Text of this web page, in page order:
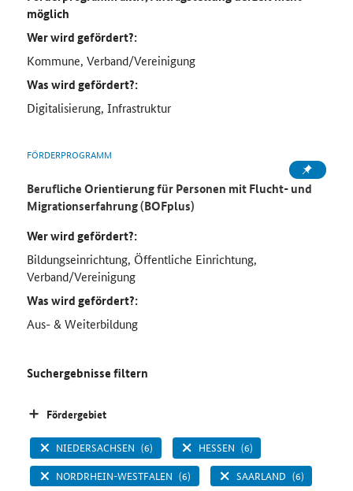
möglich
Wer wird gefördert?:
Kommune, Verband/Vereinigung
Was wird gefördert?:
Digitalisierung, Infrastruktur
FÖRDERPROGRAMM
Berufliche Orientierung für Personen mit Flucht- und
Migrationserfahrung (BOFplus)
Wer wird gefördert?:
Bildungseinrichtung, Öffentliche Einrichtung,
Verband/Vereinigung
Was wird gefördert?:
Aus- & Weiterbildung
Suchergebnisse filtern
Fördergebiet
NIEDERSACHSEN (6) HESSEN (6)
NORDRHEIN-WESTFALEN (6) SAARLAND (6)